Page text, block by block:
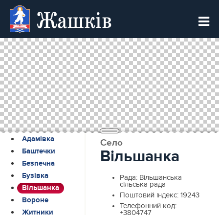
Жашків
Адамівка
Баштечки
Безпечна
Бузівка
Вільшанка
Вороне
Житники
Село
Вільшанка
Рада: Вільшанська
сільська рада
Поштовий індекс: 19243
Телефонний код:
+3804747